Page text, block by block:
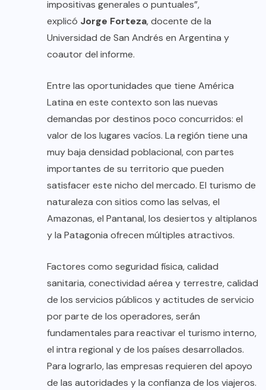
impositivas generales o puntuales”,
explicó Jorge Forteza, docente de la
Universidad de San Andrés en Argentina y
coautor del informe.
Entre las oportunidades que tiene América
Latina en este contexto son las nuevas
demandas por destinos poco concurridos: el
valor de los lugares vacíos. La región tiene una
muy baja densidad poblacional, con partes
importantes de su territorio que pueden
satisfacer este nicho del mercado. El turismo de
naturaleza con sitios como las selvas, el
Amazonas, el Pantanal, los desiertos y altiplanos
y la Patagonia ofrecen múltiples atractivos.
Factores como seguridad física, calidad
sanitaria, conectividad aérea y terrestre, calidad
de los servicios públicos y actitudes de servicio
por parte de los operadores, serán
fundamentales para reactivar el turismo interno,
el intra regional y de los países desarrollados.
Para lograrlo, las empresas requieren del apoyo
de las autoridades y la confianza de los viajeros.